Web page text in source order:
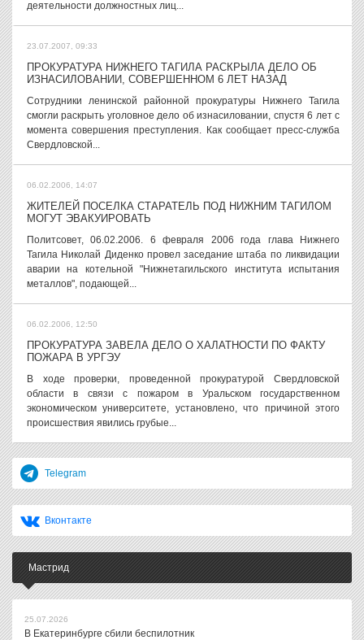
деятельности должностных лиц...
23.07.2007, 09:33
ПРОКУРАТУРА НИЖНЕГО ТАГИЛА РАСКРЫЛА ДЕЛО ОБ
ИЗНАСИЛОВАНИИ, СОВЕРШЕННОМ 6 ЛЕТ НАЗАД
Сотрудники ленинской районной прокуратуры Нижнего Тагила
смогли раскрыть уголовное дело об изнасиловании, спустя 6 лет с
момента совершения преступления. Как сообщает пресс-служба
Свердловской...
06.02.2006, 14:07
ЖИТЕЛЕЙ ПОСЕЛКА СТАРАТЕЛЬ ПОД НИЖНИМ ТАГИЛОМ
МОГУТ ЭВАКУИРОВАТЬ
Политсовет, 06.02.2006. 6 февраля 2006 года глава Нижнего
Тагила Николай Диденко провел заседание штаба по ликвидации
аварии на котельной "Нижнетагильского института испытания
металлов", подающей...
06.02.2006, 12:50
ПРОКУРАТУРА ЗАВЕЛА ДЕЛО О ХАЛАТНОСТИ ПО ФАКТУ
ПОЖАРА В УРГЭУ
В ходе проверки, проведенной прокуратурой Свердловской
области в связи с пожаром в Уральском государственном
экономическом университете, установлено, что причиной этого
происшествия явились грубые...
Telegram
Вконтакте
Мастрид
25.07.2026
В Екатеринбурге сбили беспилотник